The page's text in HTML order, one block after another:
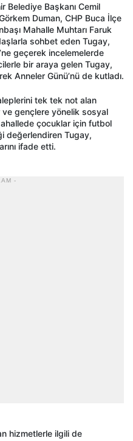
Belediye Başkanı Cemil
Duman, CHP Buca İlçe
Mahalle Muhtarı Faruk
sohbet eden Tugay,
geçerek incelemelerde
bir araya gelen Tugay,
Anneler Günü’nü de kutladı.
tek tek not alan
gençlere yönelik sosyal
çocuklar için futbol
değerlendiren Tugay,
ifade etti.
-
hizmetlerle ilgili de